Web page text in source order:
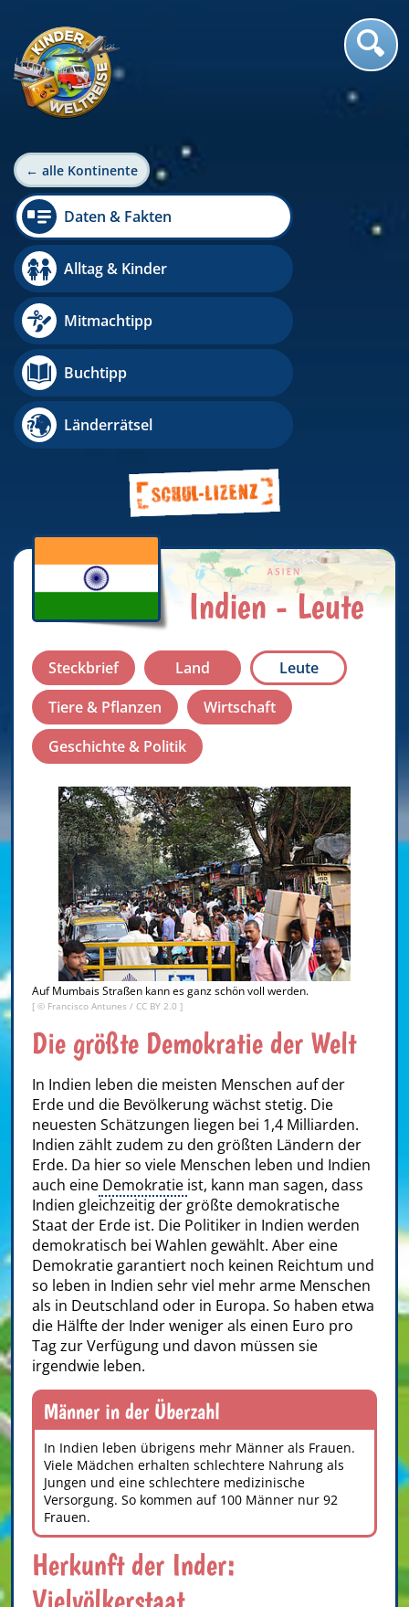
← alle Kontinente
Daten & Fakten
Alltag & Kinder
Mitmachtipp
Buchtipp
Länderrätsel
Indien - Leute
Steckbrief Land
Leute
Tiere & Pflanzen
Wirtschaft
Geschichte & Politik
Auf Mumbais Straßen kann es ganz schön voll werden.
[ © Francisco Antunes / CC BY 2.0 ]
Die größte Demokratie der Welt
In Indien leben die meisten Menschen auf der
Erde und die Bevölkerung wächst stetig. Die
neuesten Schätzungen liegen bei 1,4 Milliarden.
Indien zählt zudem zu den größten Ländern der
Erde. Da hier so viele Menschen leben und Indien
auch eine Demokratie ist, kann man sagen, dass
Indien gleichzeitig der größte demokratische
Staat der Erde ist. Die Politiker in Indien werden
demokratisch bei Wahlen gewählt. Aber eine
Demokratie garantiert noch keinen Reichtum und
so leben in Indien sehr viel mehr arme Menschen
als in Deutschland oder in Europa. So haben etwa
die Hälfte der Inder weniger als einen Euro pro
Tag zur Verfügung und davon müssen sie
irgendwie leben.
Männer in der Überzahl
In Indien leben übrigens mehr Männer als Frauen.
Viele Mädchen erhalten schlechtere Nahrung als
Jungen und eine schlechtere medizinische
Versorgung. So kommen auf 100 Männer nur 92
Frauen.
Herkunft der Inder: